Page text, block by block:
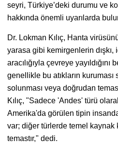
seyri, Türkiye’deki durumu ve
hakkında önemli uyarılarda
Dr. Lokman Kılıç, Hanta
yarasa gibi kemirgenlerin dışkı,
aracılığıyla çevreye
genellikle bu atıkların kuruması
solunması veya doğrudan
Kılıç, "Sadece 'Andes' türü
Amerika'da görülen tipin
var; diğer türlerde temel kaynak
temastır," dedi.